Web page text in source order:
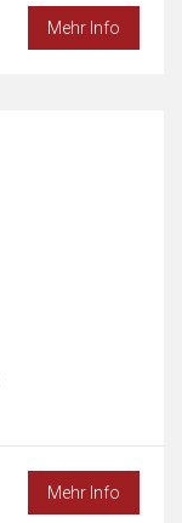
Mehr Info
Mehr Info